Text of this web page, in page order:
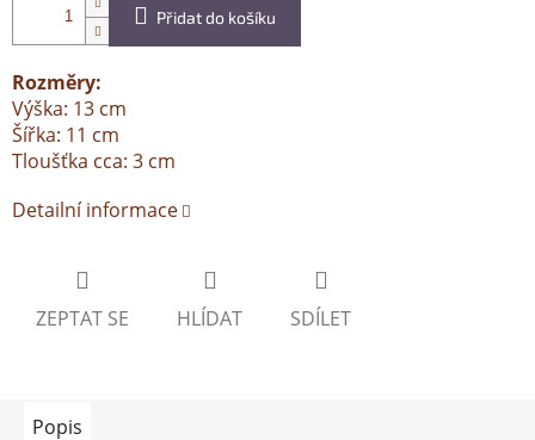
Přidat do košíku
Rozměry:
Výška: 13 cm
Šířka: 11 cm
Tloušťka cca: 3 cm
Detailní informace
ZEPTAT SE HLÍDAT SDÍLET
Popis